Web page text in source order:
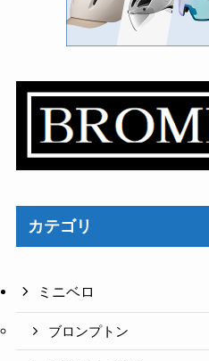
カテゴリ
ミニベロ
ブロンプトン